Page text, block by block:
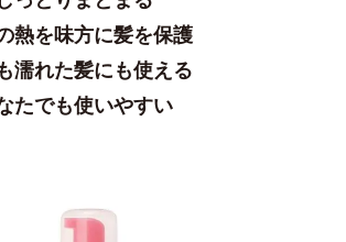
熱を味方に髪を保護
濡れた髪にも使える
たでも使いやすい